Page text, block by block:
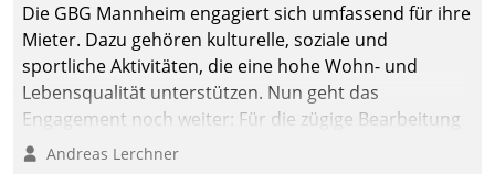
Die GBG Mannheim engagiert sich umfassend für ihre
Mieter. Dazu gehören kulturelle, soziale und
sportliche Aktivitäten, die eine hohe Wohn- und
Lebensqualität unterstützen. Nun geht das
Engagement noch weiter: Für die zügige Bearbeitung
von Beschwerden – oder Lob – richtet das
Andreas Lerchner